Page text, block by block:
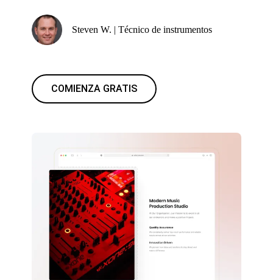
Steven W. | Técnico de instrumentos
COMIENZA GRATIS